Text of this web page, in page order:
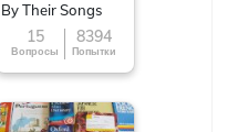
By Their Songs
15
Вопросы
8394
Попытки